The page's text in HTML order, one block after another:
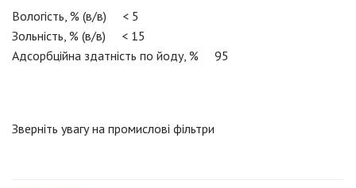
Вологість, % (в/в) < 5
Зольнiсть, % (в/в) < 15
Адсорбційна здатність по йоду, % 95
Зверніть увагу на промислові фільтри